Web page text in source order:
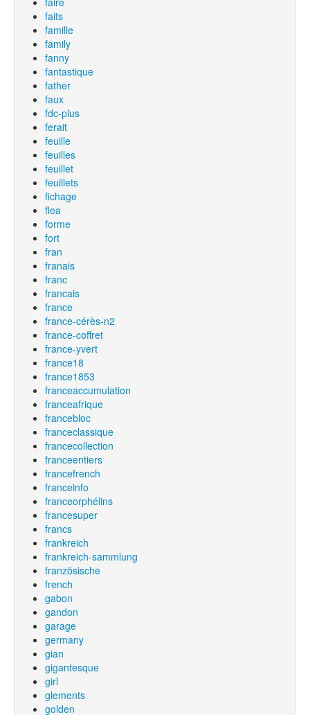
faits
famille
family
fanny
fantastique
father
faux
fdc-plus
ferait
feuille
feuilles
feuillet
feuillets
fichage
flea
forme
fort
fran
franais
franc
francais
france
france-cérès-n2
france-coffret
france-yvert
france18
france1853
franceaccumulation
franceafrique
francebloc
franceclassique
francecollection
franceentiers
francefrench
franceinfo
franceorphélins
francesuper
francs
frankreich
frankreich-sammlung
französische
french
gabon
gandon
garage
germany
gian
gigantesque
girl
glements
golden